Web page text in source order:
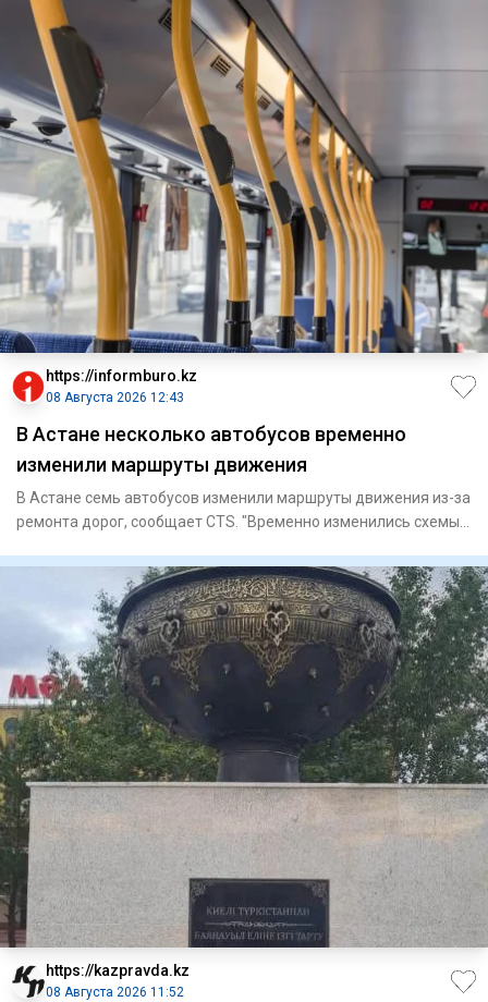
https://informburo.kz
08 Августа 2026 12:43
В Астане несколько автобусов временно
изменили маршруты движения
В Астане семь автобусов изменили маршруты движения из-за
ремонта дорог, сообщает CTS. "Временно изменились схемы
https://kazpravda.kz
08 Августа 2026 11:52